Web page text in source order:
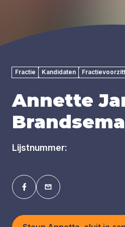
Fractie Kandidaten
Annette
Brandsema
Lijstnummer: